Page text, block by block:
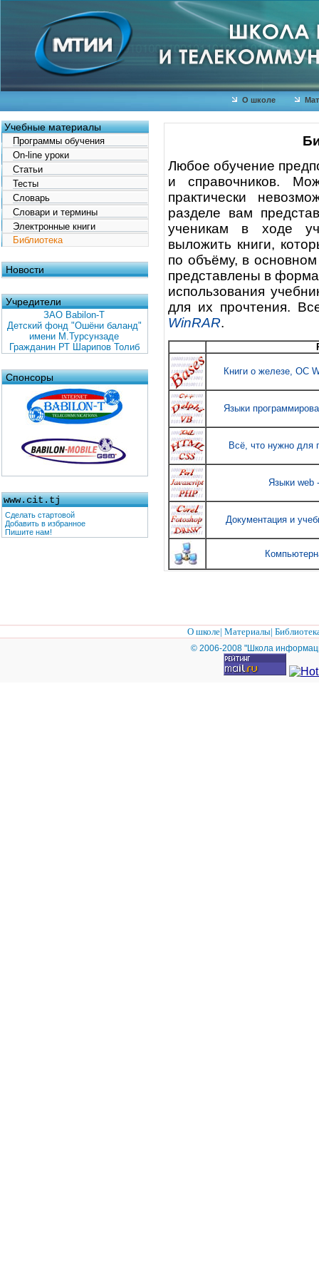
О школе
Учебные материалы
Программы обучения
On-line уроки
Статьи
Тесты
Словарь
Словари и термины
Электронные книги
Библиотека
Новости
Учредители
ЗАО Babilon-T
Детский фонд "Ошёни баланд"
имени М.Турсунзаде
Гражданин РТ Шарипов Толиб
Спонсоры
www.cit.tj
Сделать стартовой
Добавить в избранное
Пишите нам!
Любое обучение
и справочников.
практически
разделе вам
ученикам в ходе
выложить книги,
по объёму, в
представлены в
использования
для их прочтения.
WinRAR.
Книги о железе, ОС
Языки
Всё, что нужно для
Языки web
Документация и
О школе| Материалы|
© 2006-2008 "Школа